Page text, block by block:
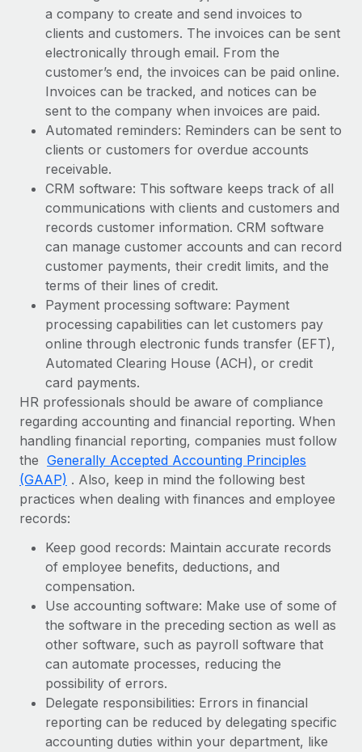
a company to create and send invoices to
clients and customers. The invoices can be sent
electronically through email. From the
customer’s end, the invoices can be paid online.
Invoices can be tracked, and notices can be
sent to the company when invoices are paid.
Automated reminders: Reminders can be sent to
clients or customers for overdue accounts
receivable.
CRM software: This software keeps track of all
communications with clients and customers and
records customer information. CRM software
can manage customer accounts and can record
customer payments, their credit limits, and the
terms of their lines of credit.
Payment processing software: Payment
processing capabilities can let customers pay
online through electronic funds transfer (EFT),
Automated Clearing House (ACH), or credit
card payments.
HR professionals should be aware of compliance
regarding accounting and financial reporting. When
handling financial reporting, companies must follow
the Generally Accepted Accounting Principles
(GAAP) . Also, keep in mind the following best
practices when dealing with finances and employee
records:
Keep good records: Maintain accurate records
of employee benefits, deductions, and
compensation.
Use accounting software: Make use of some of
the software in the preceding section as well as
other software, such as payroll software that
can automate processes, reducing the
possibility of errors.
Delegate responsibilities: Errors in financial
reporting can be reduced by delegating specific
accounting duties within your department, like